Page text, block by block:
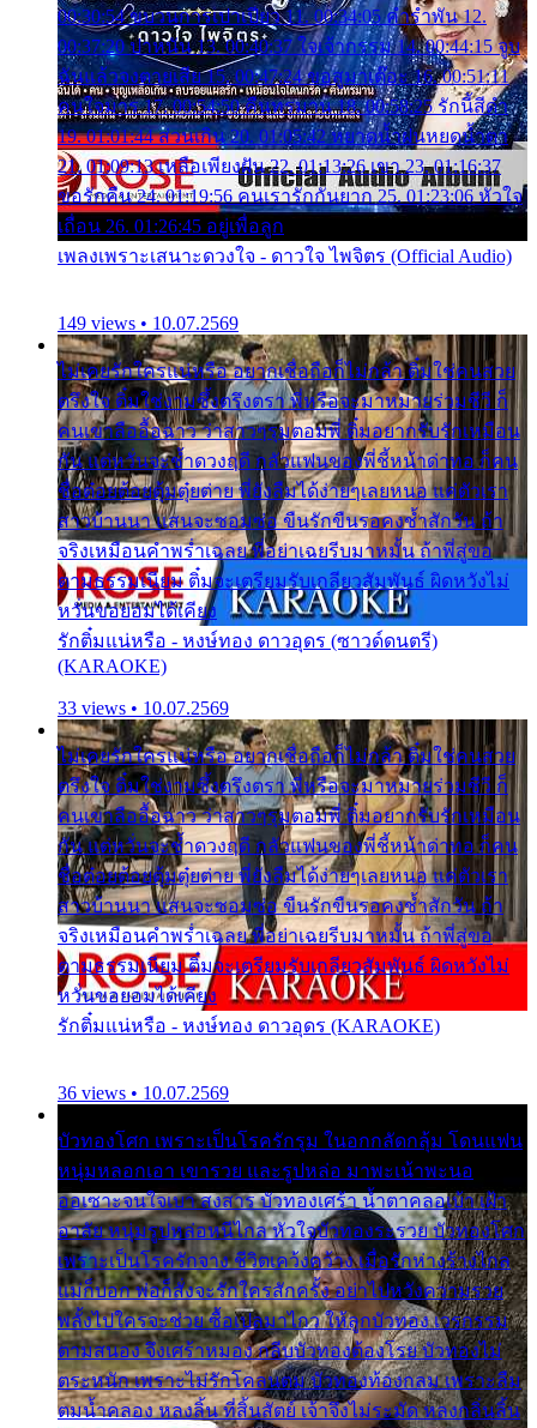
00:30:54 ขบวนการเปาเปียว 11. 00:34:05 คำรำพัน 12.
00:37:20 ปาหนัน 13. 00:40:37 ใจเจ้ากรรม 14. 00:44:15 จูบ
ฉันแล้วจงตายเสีย 15. 00:47:24 ขอสูมาเต๊อะ 16. 00:51:11
คนใจมาร 17. 00:54:50 คืนทรมาน 18. 00:58:25 รักนี้สีดำ
19. 01:01:44 ส่วนเกิน 20. 01:05:42 หยาดน้ำฝนหยดน้ำตา
21. 01:09:13 เหลือเพียงฝัน 22. 01:13:26 เขา 23. 01:16:37
ขอรักคืน 24. 01:19:56 คนเรารักกันยาก 25. 01:23:06 หัวใจ
เถื่อน 26. 01:26:45 อยู่เพื่อลูก
เพลงเพราะเสนาะดวงใจ - ดาวใจ ไพจิตร (Official Audio)
149 views • 10.07.2569
ไม่เคยรักใครแน่หรือ อยากเชื่อถือก็ไม่กล้า ติ๋มใช่คนสวย
ตรึงใจ ติ๋มใช่งามซึ้งตรึงตรา พี่หรือจะมาหมายร่วมชีวี ก็
คนเขาลืออื้อฉาว ว่าสาวๆรุมตอมพี่ ติ๋มอยากรับรักเหมือน
กัน แต่หวั่นจะช้ำดวงฤดี กลัวแฟนของพี่ชี้หน้าด่าทอ ก็คน
ชื่อต๋อยต้อยตุ้มตุ๋ยต่าย พี่ยังลืมได้ง่ายๆเลยหนอ แค่ตัวเรา
สาวบ้านนา แสนจะซอมซ่อ ขืนรักขืนรอคงช้ำสักวัน ถ้า
จริงเหมือนคำพร่ำเฉลย พี่อย่าเฉยรีบมาหมั้น ถ้าพี่สู่ขอ
ตามธรรมเนียม ติ๋มจะเตรียมรับเกลียวสัมพันธ์ ผิดหวังไม่
หวั่นขอยอมได้เคียง
รักติ๋มแน่หรือ - หงษ์ทอง ดาวอุดร (ซาวด์ดนตรี)
(KARAOKE)
33 views • 10.07.2569
ไม่เคยรักใครแน่หรือ อยากเชื่อถือก็ไม่กล้า ติ๋มใช่คนสวย
ตรึงใจ ติ๋มใช่งามซึ้งตรึงตรา พี่หรือจะมาหมายร่วมชีวี ก็
คนเขาลืออื้อฉาว ว่าสาวๆรุมตอมพี่ ติ๋มอยากรับรักเหมือน
กัน แต่หวั่นจะช้ำดวงฤดี กลัวแฟนของพี่ชี้หน้าด่าทอ ก็คน
ชื่อต๋อยต้อยตุ้มตุ๋ยต่าย พี่ยังลืมได้ง่ายๆเลยหนอ แค่ตัวเรา
สาวบ้านนา แสนจะซอมซ่อ ขืนรักขืนรอคงช้ำสักวัน ถ้า
จริงเหมือนคำพร่ำเฉลย พี่อย่าเฉยรีบมาหมั้น ถ้าพี่สู่ขอ
ตามธรรมเนียม ติ๋มจะเตรียมรับเกลียวสัมพันธ์ ผิดหวังไม่
หวั่นขอยอมได้เคียง
รักติ๋มแน่หรือ - หงษ์ทอง ดาวอุดร (KARAOKE)
36 views • 10.07.2569
บัวทองโศก เพราะเป็นโรครักรุม ในอกกลัดกลุ้ม โดนแฟน
หนุ่มหลอกเอา เขารวย และรูปหล่อ มาพะเน้าพะนอ
ออเซาะจนใจเบา สงสาร บัวทองเศร้า น้ำตาคลอเบ้า เฝ้า
อาลัย หนุ่มรูปหล่อหนีไกล หัวใจบัวทองระรวย บัวทองโศก
เพราะเป็นโรครักจาง ชีวิตเคว้งคว้าง เมื่อรักห่างร้างไกล
แม่ก็บอก พ่อก็สั่งจะรักใครสักครั้ง อย่าไปหวังความรวย
พลั้งไปใครจะช่วย ซื้อเปลมาไกว ให้ลูกบัวทอง เวรกรรม
ตามสนอง จึงเศร้าหมอง กลีบบัวทองต้องโรย บัวทองไม่
ตระหนัก เพราะไม่รักโคลนตม บัวทองท้องกลม เพราะลืม
ตมน้ำคลอง หลงลิ้น ที่สิ้นสัตย์ เจ้าจึงไม่ระมัด หลงกลิ่นลิ้น